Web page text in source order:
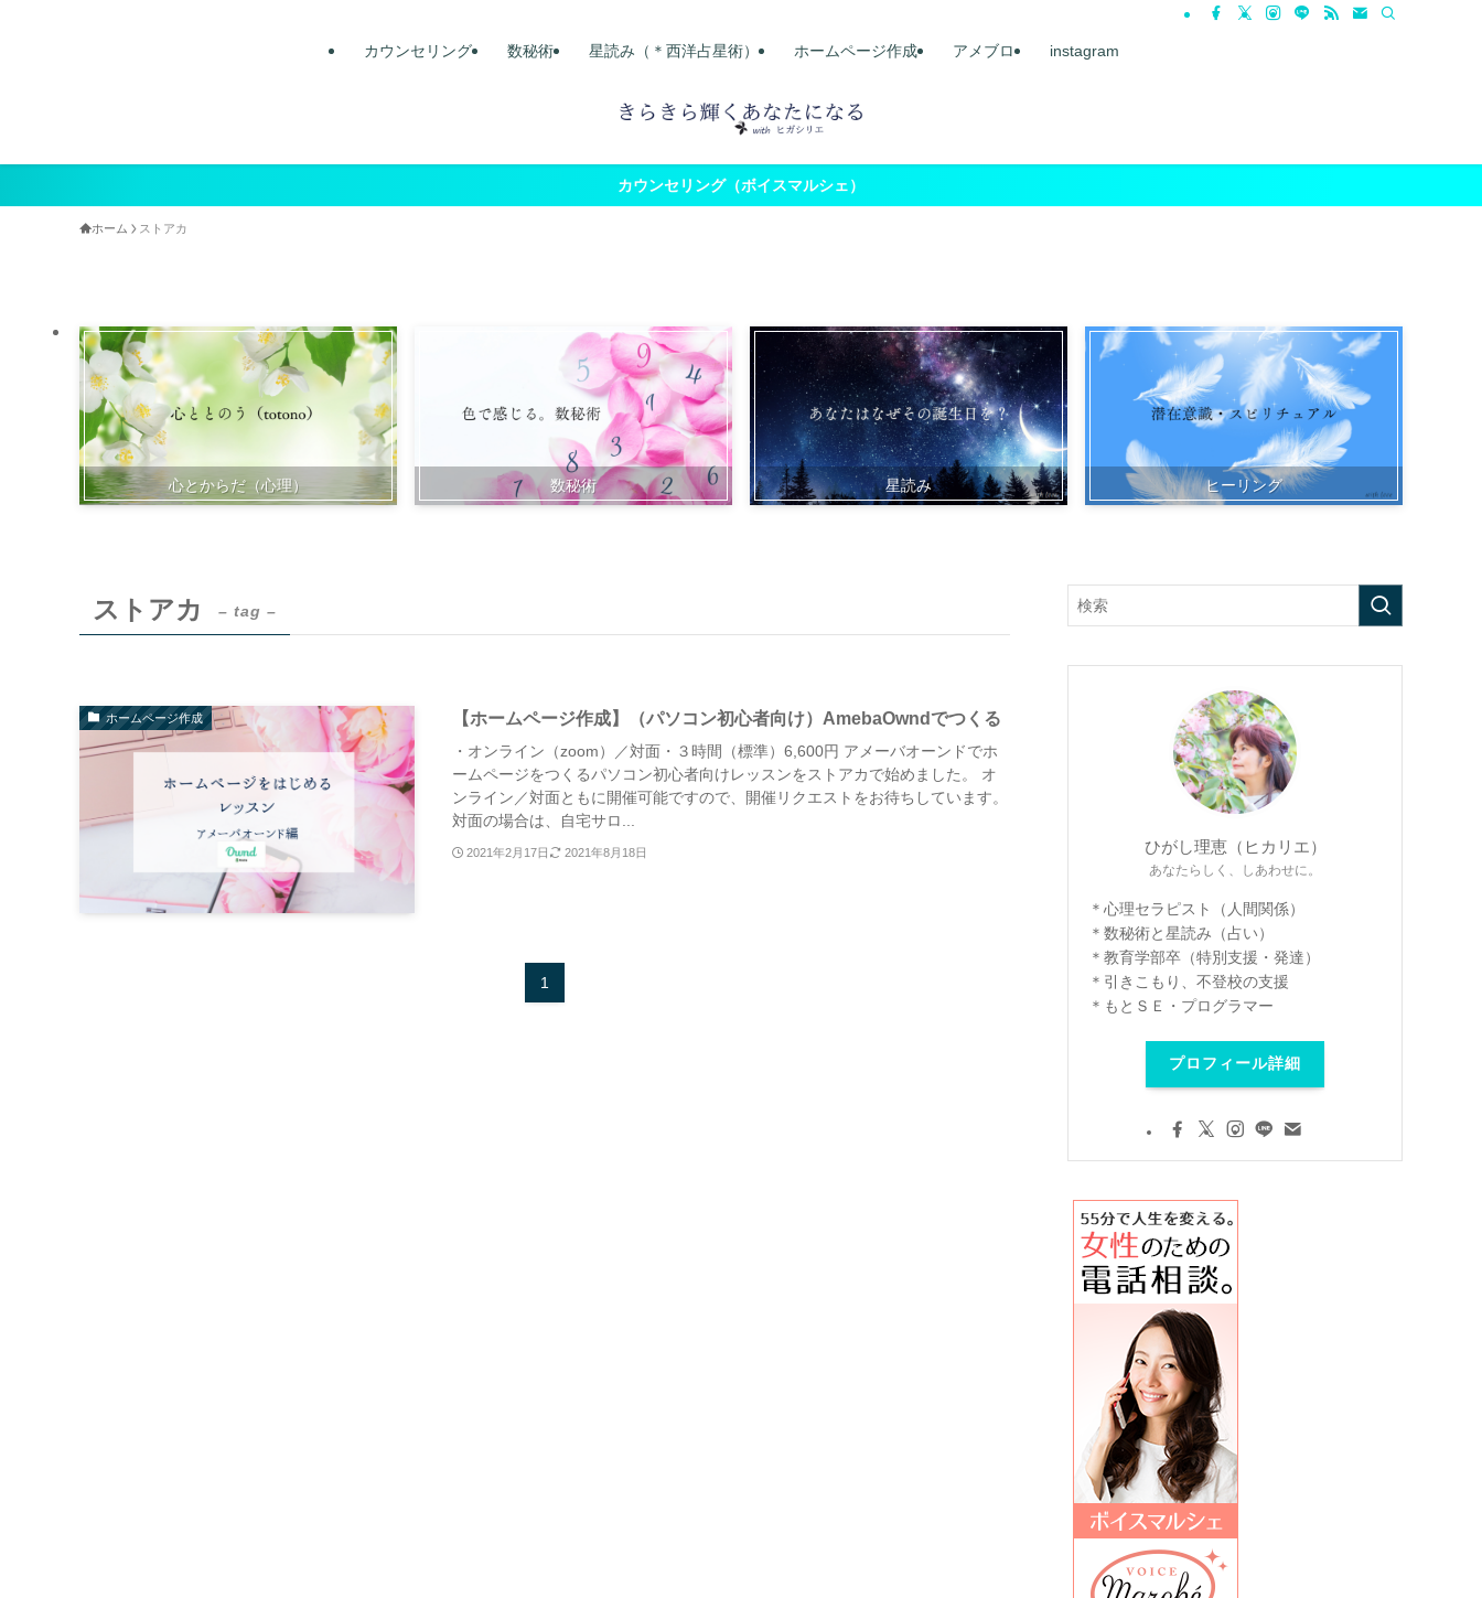
カウンセリング 数秘術 星読み（＊西洋占星術） ホームページ作成 アメブロ instagram
カウンセリング（ボイスマルシェ）
ホーム ストアカ
心とからだ（心理） 数秘術 星読み ヒーリング
ストアカ – tag –
ホームページ作成 【ホームページ作成】（パソコン初心者向け）AmebaOwndでつくる
・オンライン（zoom）／対面・３時間（標準）6,600円 アメーバオーンドでホ
ームページをつくるパソコン初心者向けレッスンをストアカで始めました。 オ
ンライン／対面ともに開催可能ですので、開催リクエストをお待ちしています。
対面の場合は、自宅サロ...
2021年2月17日 2021年8月18日
1
ひがし理恵（ヒカリエ）
あなたらしく、しあわせに。
＊心理セラピスト（人間関係）
＊数秘術と星読み（占い）
＊教育学部卒（特別支援・発達）
＊引きこもり、不登校の支援
＊もとＳＥ・プログラマー
プロフィール詳細